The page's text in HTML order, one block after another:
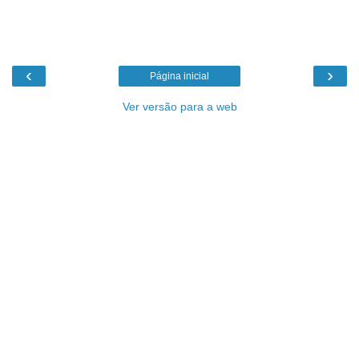
‹ ›
Página inicial
Ver versão para a web